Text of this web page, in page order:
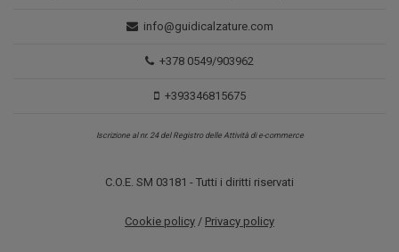
info@guidicalzature.com
+378 0549/903962
+393346815675
Iscrizione al nr. 24 del Registro delle Attività di e-commerce
C.O.E. SM 03181 - Tutti i diritti riservati
Cookie policy / Privacy policy